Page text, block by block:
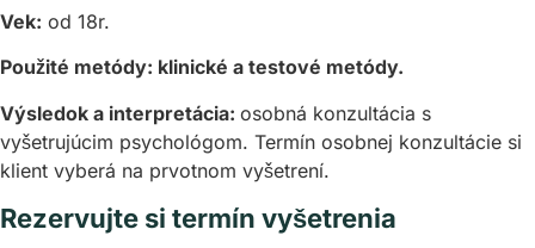
Vek: od 18r.
Použité metódy: klinické a testové metódy.
Výsledok a interpretácia: osobná konzultácia s
vyšetrujúcim psychológom. Termín osobnej konzultácie si
klient vyberá na prvotnom vyšetrení.
Rezervujte si termín vyšetrenia